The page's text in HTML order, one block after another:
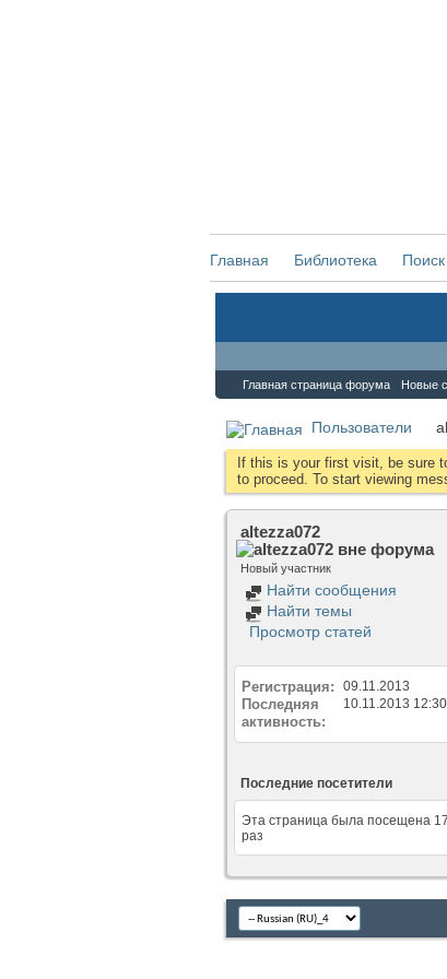
Главная Библиотека
Главная страница форума Новые
Пользователи
If this is your first visit, be sure
to proceed. To start viewing
altezza072
Новый участник
Найти сообщения
Найти темы
Просмотр статей
Регистрация 09.11.2013
Последняя
активность
10.11.2013 12:30
Последние посетители
Эта страница была посещена
раз